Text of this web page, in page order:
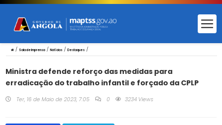
/ Sala de Imprensa/ Notícias/ Destaques/
Ministra defende reforço das medidas para
erradicação do trabalho infantil e forçado da CPLP
Ter, 16 de Maio de 2023, 7:05 0 3234 Views